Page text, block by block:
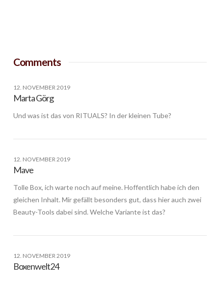
Comments
12. NOVEMBER 2019
Marta Görg
Und was ist das von RITUALS? In der kleinen Tube?
12. NOVEMBER 2019
Mave
Tolle Box, ich warte noch auf meine. Hoffentlich habe ich den
gleichen Inhalt. Mir gefällt besonders gut, dass hier auch zwei
Beauty-Tools dabei sind. Welche Variante ist das?
12. NOVEMBER 2019
Boxenwelt24